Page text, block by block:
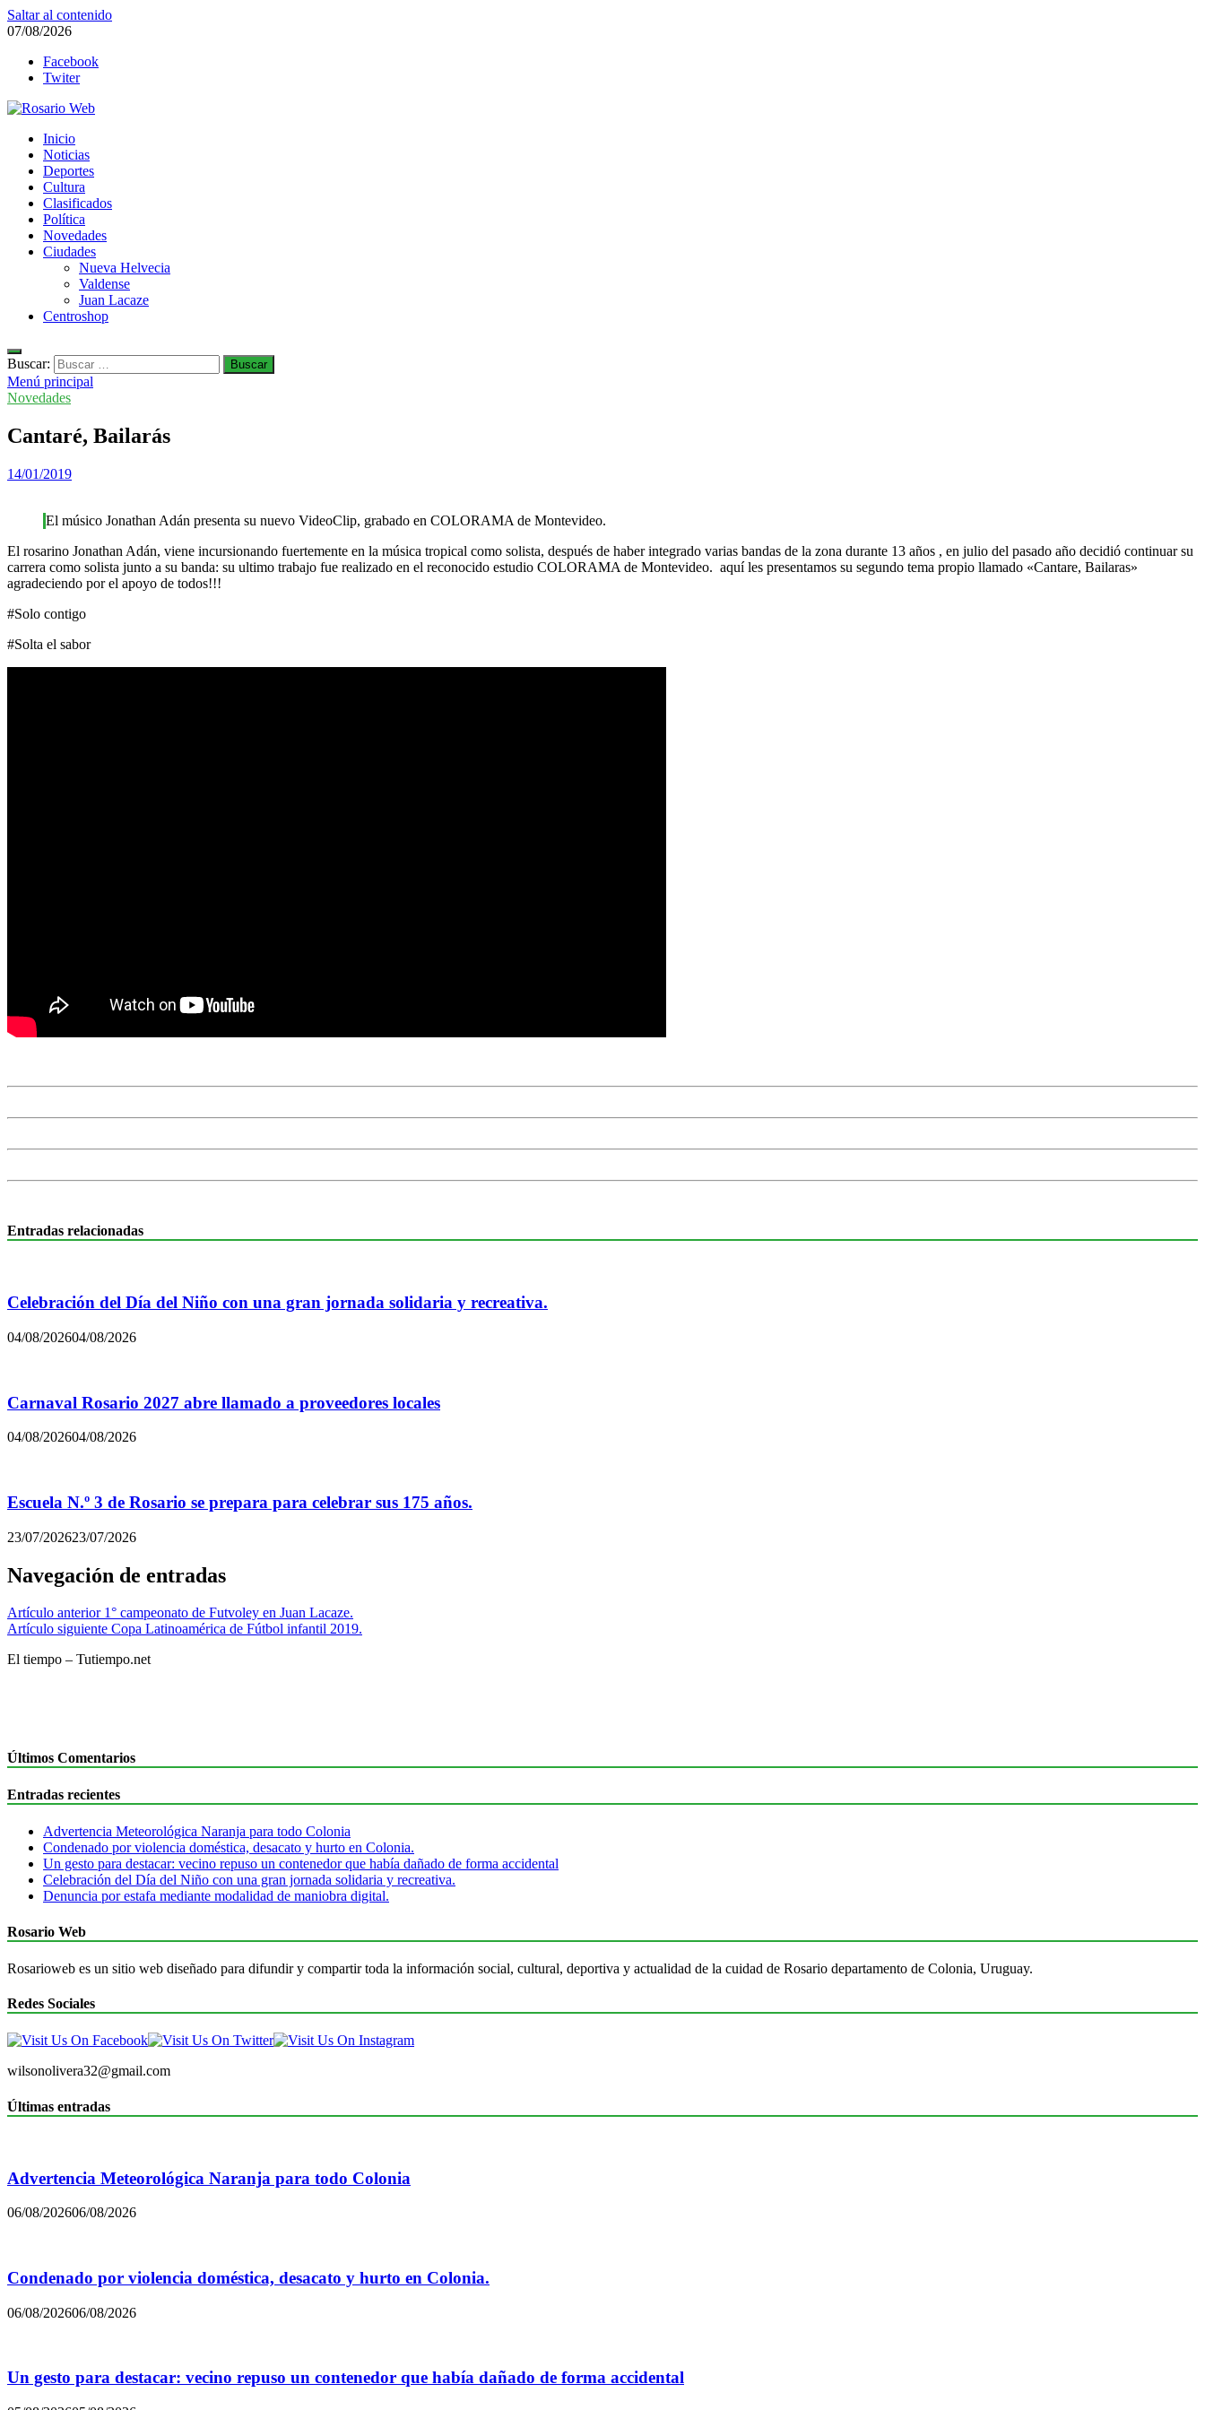
Saltar al contenido
07/08/2026
Facebook
Twiter
Rosario Web
Todas la noticias de Rosario y la zona
Inicio
Noticias
Deportes
Cultura
Clasificados
Política
Novedades
Ciudades
Nueva Helvecia
Valdense
Juan Lacaze
Centroshop
Buscar:
Menú principal
Novedades
Cantaré, Bailarás
14/01/2019
El músico Jonathan Adán presenta su nuevo VideoClip, grabado en COLORAMA de Montevideo.
El rosarino Jonathan Adán, viene incursionando fuertemente en la música tropical como solista, después de haber integrado varias bandas de la zona durante 13 años , en julio del pasado año decidió continuar su
carrera como solista junto a su banda: su ultimo trabajo fue realizado en el reconocido estudio COLORAMA de Montevideo. aquí les presentamos su segundo tema propio llamado «Cantare, Bailaras»
agradeciendo por el apoyo de todos!!!
#Solo contigo
#Solta el sabor
Entradas relacionadas
Celebración del Día del Niño con una gran jornada solidaria y recreativa.
04/08/202604/08/2026
Carnaval Rosario 2027 abre llamado a proveedores locales
04/08/202604/08/2026
Escuela N.º 3 de Rosario se prepara para celebrar sus 175 años.
23/07/202623/07/2026
Navegación de entradas
Artículo anterior 1° campeonato de Futvoley en Juan Lacaze.
Artículo siguiente Copa Latinoamérica de Fútbol infantil 2019.
El tiempo – Tutiempo.net
Últimos Comentarios
Entradas recientes
Advertencia Meteorológica Naranja para todo Colonia
Condenado por violencia doméstica, desacato y hurto en Colonia.
Un gesto para destacar: vecino repuso un contenedor que había dañado de forma accidental
Celebración del Día del Niño con una gran jornada solidaria y recreativa.
Denuncia por estafa mediante modalidad de maniobra digital.
Rosario Web
Rosarioweb es un sitio web diseñado para difundir y compartir toda la información social, cultural, deportiva y actualidad de la cuidad de Rosario departamento de Colonia, Uruguay.
Redes Sociales
wilsonolivera32@gmail.com
Últimas entradas
Advertencia Meteorológica Naranja para todo Colonia
06/08/202606/08/2026
Condenado por violencia doméstica, desacato y hurto en Colonia.
06/08/202606/08/2026
Un gesto para destacar: vecino repuso un contenedor que había dañado de forma accidental